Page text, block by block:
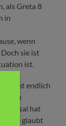
als Greta 8
in
wenn
sie ist
ist.
endlich
hat
sie glaubt